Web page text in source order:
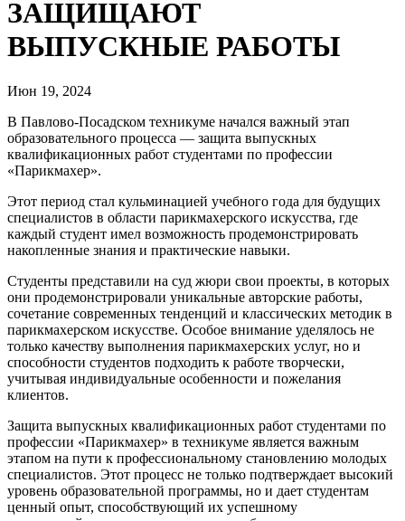
ЗАЩИЩАЮТ
ВЫПУСКНЫЕ РАБОТЫ
Июн 19, 2024
В Павлово-Посадском техникуме начался важный этап
образовательного процесса — защита выпускных
квалификационных работ студентами по профессии
«Парикмахер».
Этот период стал кульминацией учебного года для будущих
специалистов в области парикмахерского искусства, где
каждый студент имел возможность продемонстрировать
накопленные знания и практические навыки.
Студенты представили на суд жюри свои проекты, в которых
они продемонстрировали уникальные авторские работы,
сочетание современных тенденций и классических методик в
парикмахерском искусстве. Особое внимание уделялось не
только качеству выполнения парикмахерских услуг, но и
способности студентов подходить к работе творчески,
учитывая индивидуальные особенности и пожелания
клиентов.
Защита выпускных квалификационных работ студентами по
профессии «Парикмахер» в техникуме является важным
этапом на пути к профессиональному становлению молодых
специалистов. Этот процесс не только подтверждает высокий
уровень образовательной программы, но и дает студентам
ценный опыт, способствующий их успешному